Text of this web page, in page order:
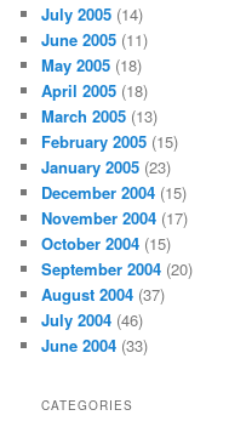
July 2005 (14)
June 2005 (11)
May 2005 (18)
April 2005 (18)
March 2005 (13)
February 2005 (15)
January 2005 (23)
December 2004 (15)
November 2004 (17)
October 2004 (15)
September 2004 (20)
August 2004 (37)
July 2004 (46)
June 2004 (33)
CATEGORIES